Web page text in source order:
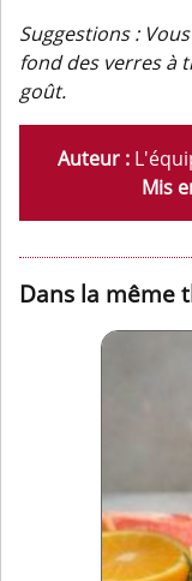
Suggestions :
fond des verres à
goût.
Auteur :
Mis
Dans la même